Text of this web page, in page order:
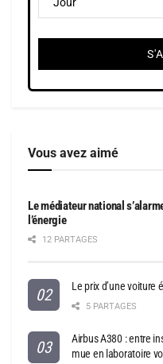
Vous avez aimé
Le médiateur national
l’énergie
12 PARTAGES
Le prix d’une voiture
5 PARTAGES
Airbus A380 : entre
mue en laboratoire